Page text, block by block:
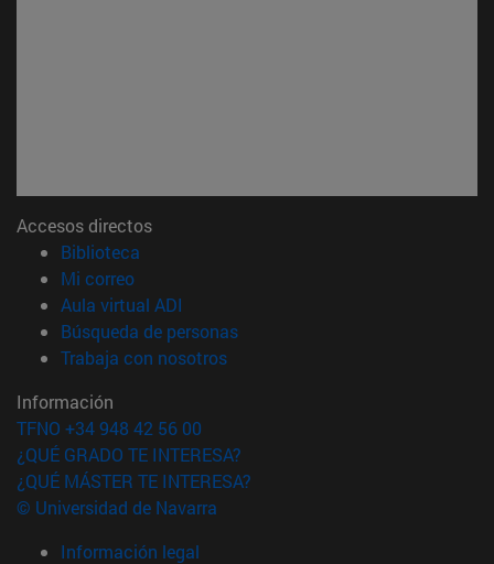
Accesos directos
Biblioteca
Mi correo(abre en nueva ventana)
Aula virtual ADI
Búsqueda de personas(abre en nueva ventana)
Trabaja con nosotros(abre en nueva ventana)
Información
TFNO +34 948 42 56 00
¿QUÉ GRADO TE INTERESA?
¿QUÉ MÁSTER TE INTERESA?
© Universidad de Navarra
Información legal